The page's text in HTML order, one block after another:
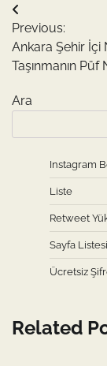
Yazı
gezinmesi
Previous:
Ankara Şehir İçi
Taşınmanın Püf
Ara
Instagram
Liste
Retweet
Sayfa Listesi
Ücretsiz
Related